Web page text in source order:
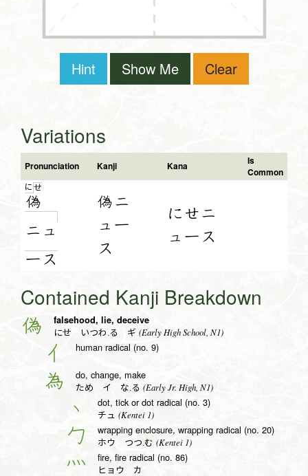
Hint Show Me Clear
Variations
Pronunciation Kanji Kana
Is
Common
に せ
偽
ニュ
ー ス
偽ニ
ュー
ス
にせニ
ュース
Contained Kanji Breakdown
偽 falsehood, lie, deceive
にせ いつわ.る ギ (Early High School, N1)
亻 human radical (no. 9)
為 do, change, make
ため イ な.る (Early Jr. High, N1)
丶 dot, tick or dot radical (no. 3)
チュ (Kentei 1)
勹 wrapping enclosure, wrapping radical (no. 20)
ホウ つつ.む (Kentei 1)
灬 fire, fire radical (no. 86)
ヒョウ カ